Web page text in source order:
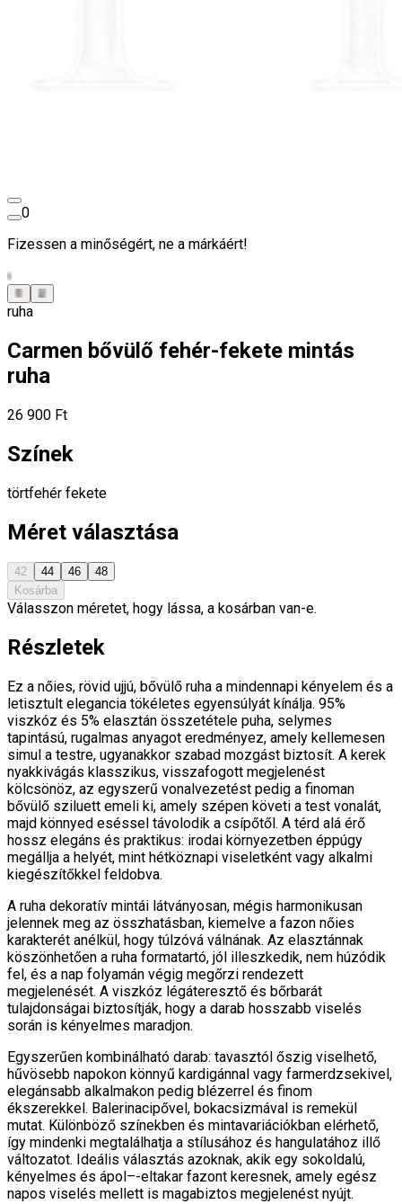
0
Fizessen a minőségért, ne a márkáért!
ruha
Carmen bővülő fehér-fekete mintás
ruha
26 900 Ft
Színek
törtfehér fekete
Méret választása
42 44 46
48
Kosárba
Válasszon méretet, hogy lássa, a kosárban van-e.
Részletek
Ez a nőies, rövid ujjú, bővülő ruha a mindennapi kényelem és a
letisztult elegancia tökéletes egyensúlyát kínálja. 95%
viszkóz és 5% elasztán összetétele puha, selymes
tapintású, rugalmas anyagot eredményez, amely kellemesen
simul a testre, ugyanakkor szabad mozgást biztosít. A kerek
nyakkivágás klasszikus, visszafogott megjelenést
kölcsönöz, az egyszerű vonalvezetést pedig a finoman
bővülő sziluett emeli ki, amely szépen követi a test vonalát,
majd könnyed eséssel távolodik a csípőtől. A térd alá érő
hossz elegáns és praktikus: irodai környezetben éppúgy
megállja a helyét, mint hétköznapi viseletként vagy alkalmi
kiegészítőkkel feldobva.
A ruha dekoratív mintái látványosan, mégis harmonikusan
jelennek meg az összhatásban, kiemelve a fazon nőies
karakterét anélkül, hogy túlzóvá válnának. Az elasztánnak
köszönhetően a ruha formatartó, jól illeszkedik, nem húzódik
fel, és a nap folyamán végig megőrzi rendezett
megjelenését. A viszkóz légáteresztő és bőrbarát
tulajdonságai biztosítják, hogy a darab hosszabb viselés
során is kényelmes maradjon.
Egyszerűen kombinálható darab: tavasztól őszig viselhető,
hűvösebb napokon könnyű kardigánnal vagy farmerdzsekivel,
elegánsabb alkalmakon pedig blézerrel és finom
ékszerekkel. Balerinacipővel, bokacsizmával is remekül
mutat. Különböző színekben és mintavariációkban elérhető,
így mindenki megtalálhatja a stílusához és hangulatához illő
változatot. Ideális választás azoknak, akik egy sokoldalú,
kényelmes és ápol–-eltakar fazont keresnek, amely egész
napos viselés mellett is magabiztos megjelenést nyújt.